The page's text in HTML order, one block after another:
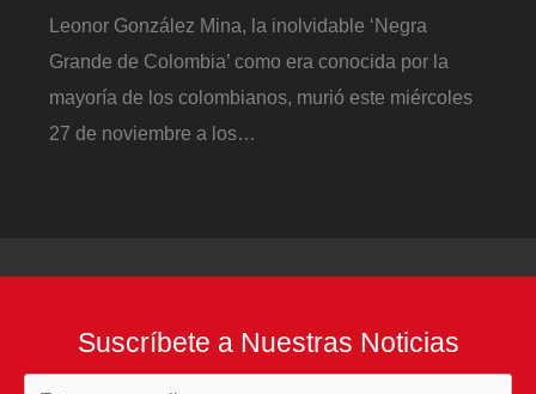
Leonor González Mina, la inolvidable ‘Negra
Grande de Colombia’ como era conocida por la
mayoría de los colombianos, murió este miércoles
27 de noviembre a los…
Suscríbete a Nuestras Noticias